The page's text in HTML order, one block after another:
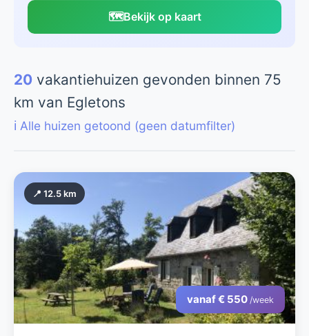
🗺️Bekijk op kaart
20 vakantiehuizen gevonden binnen 75
km van Egletons
ℹ️ Alle huizen getoond (geen datumfilter)
📍 12.5 km
vanaf € 550 /week